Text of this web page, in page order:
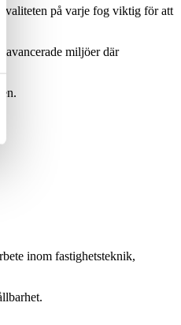
på varje fog viktig för att
avancerade miljöer där
inom fastighetsteknik,